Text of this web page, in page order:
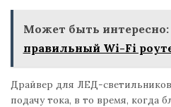
Может быть интересно:
правильный Wi-Fi
Драйвер для ЛЕД-
подачу тока, в то время, когда